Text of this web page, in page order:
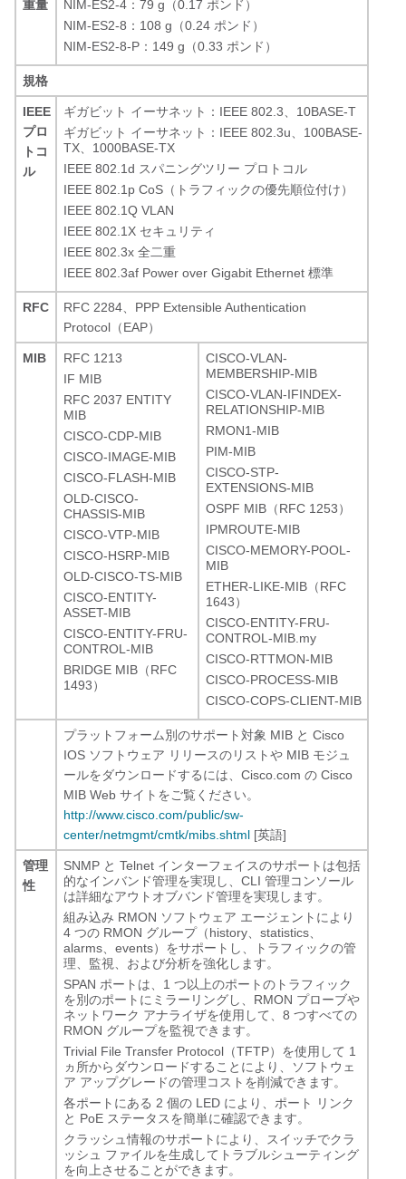
重量
NIM-ES2-4：79 g（0.17 ポンド）
NIM-ES2-8：108 g（0.24 ポンド）
NIM-ES2-8-P：149 g（0.33 ポンド）
規格
IEEE
プロ
トコ
ル
ギガビット イーサネット：IEEE 802.3、10BASE-T
ギガビット イーサネット：IEEE 802.3u、100BASE-
TX、1000BASE-TX
IEEE 802.1d スパニングツリー プロトコル
IEEE 802.1p CoS（トラフィックの優先順位付け）
IEEE 802.1Q VLAN
IEEE 802.1X セキュリティ
IEEE 802.3x 全二重
IEEE 802.3af Power over Gigabit Ethernet 標準
RFC
RFC 2284、PPP Extensible Authentication
Protocol（EAP）
MIB
RFC 1213
IF MIB
RFC 2037 ENTITY
MIB
CISCO-CDP-MIB
CISCO-IMAGE-MIB
CISCO-FLASH-MIB
OLD-CISCO-
CHASSIS-MIB
CISCO-VTP-MIB
CISCO-HSRP-MIB
OLD-CISCO-TS-MIB
CISCO-ENTITY-
ASSET-MIB
CISCO-ENTITY-FRU-
CONTROL-MIB
BRIDGE MIB（RFC
1493）
CISCO-VLAN-
MEMBERSHIP-MIB
CISCO-VLAN-IFINDEX-
RELATIONSHIP-MIB
RMON1-MIB
PIM-MIB
CISCO-STP-
EXTENSIONS-MIB
OSPF MIB（RFC 1253）
IPMROUTE-MIB
CISCO-MEMORY-POOL-
MIB
ETHER-LIKE-MIB（RFC
1643）
CISCO-ENTITY-FRU-
CONTROL-MIB.my
CISCO-RTTMON-MIB
CISCO-PROCESS-MIB
CISCO-COPS-CLIENT-MIB
プラットフォーム別のサポート対象 MIB と Cisco
IOS ソフトウェア リリースのリストや MIB モジュ
ールをダウンロードするには、Cisco.com の Cisco
MIB Web サイトをご覧ください。
http://www.cisco.com/public/sw-
center/netmgmt/cmtk/mibs.shtml [英語]
管理
性
SNMP と Telnet インターフェイスのサポートは包括
的なインバンド管理を実現し、CLI 管理コンソール
は詳細なアウトオブバンド管理を実現します。
組み込み RMON ソフトウェア エージェントにより
4 つの RMON グループ（history、statistics、
alarms、events）をサポートし、トラフィックの管
理、監視、および分析を強化します。
SPAN ポートは、1 つ以上のポートのトラフィック
を別のポートにミラーリングし、RMON プローブや
ネットワーク アナライザを使用して、8 つすべての
RMON グループを監視できます。
Trivial File Transfer Protocol（TFTP）を使用して 1
ヵ所からダウンロードすることにより、ソフトウェ
ア アップグレードの管理コストを削減できます。
各ポートにある 2 個の LED により、ポート リンク
と PoE ステータスを簡単に確認できます。
クラッシュ情報のサポートにより、スイッチでクラ
ッシュ ファイルを生成してトラブルシューティング
を向上させることができます。